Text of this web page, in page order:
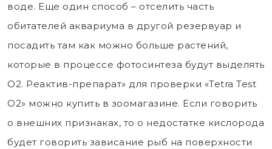
воде. Еще один способ – отселить часть
обитателей аквариума в другой резервуар и
посадить там как можно больше растений,
которые в процессе фотосинтеза будут выделять
О2. Реактив-препарат» для проверки «Tetra Test
O2» можно купить в зоомагазине. Если говорить
о внешних признаках, то о недостатке кислорода
будет говорить зависание рыб на поверхности